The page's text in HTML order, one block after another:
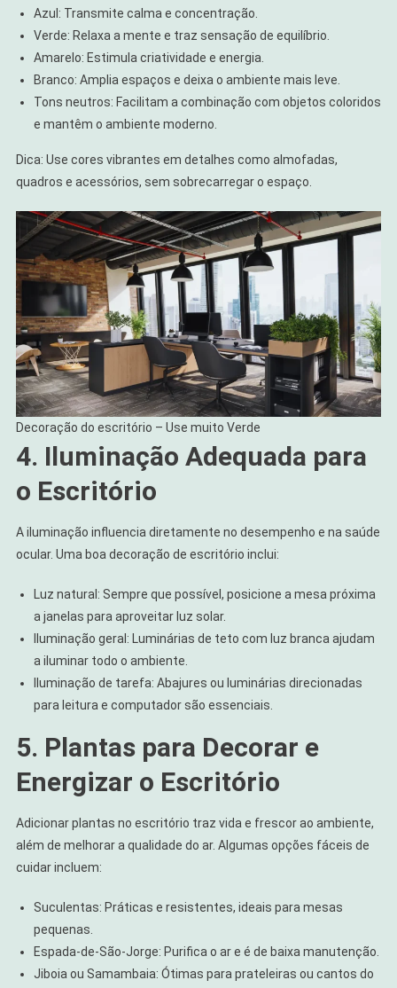
Azul: Transmite calma e concentração.
Verde: Relaxa a mente e traz sensação de equilíbrio.
Amarelo: Estimula criatividade e energia.
Branco: Amplia espaços e deixa o ambiente mais leve.
Tons neutros: Facilitam a combinação com objetos coloridos
e mantêm o ambiente moderno.
Dica: Use cores vibrantes em detalhes como almofadas,
quadros e acessórios, sem sobrecarregar o espaço.
Decoração do escritório – Use muito Verde
4. Iluminação Adequada para
o Escritório
A iluminação influencia diretamente no desempenho e na saúde
ocular. Uma boa decoração de escritório inclui:
Luz natural: Sempre que possível, posicione a mesa próxima
a janelas para aproveitar luz solar.
Iluminação geral: Luminárias de teto com luz branca ajudam
a iluminar todo o ambiente.
Iluminação de tarefa: Abajures ou luminárias direcionadas
para leitura e computador são essenciais.
5. Plantas para Decorar e
Energizar o Escritório
Adicionar plantas no escritório traz vida e frescor ao ambiente,
além de melhorar a qualidade do ar. Algumas opções fáceis de
cuidar incluem:
Suculentas: Práticas e resistentes, ideais para mesas
pequenas.
Espada-de-São-Jorge: Purifica o ar e é de baixa manutenção.
Jiboia ou Samambaia: Ótimas para prateleiras ou cantos do